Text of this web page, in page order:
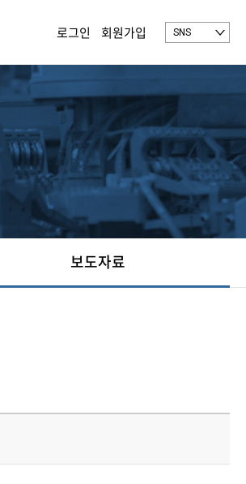
로그인 회원가입 SNS
보도자료